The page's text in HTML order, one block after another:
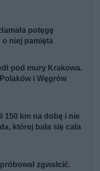
potęgę
o niej pamięta
pod mury Krakowa.
i Węgrów
150 km na dobę i nie
której bała się cała
zgwałcić.